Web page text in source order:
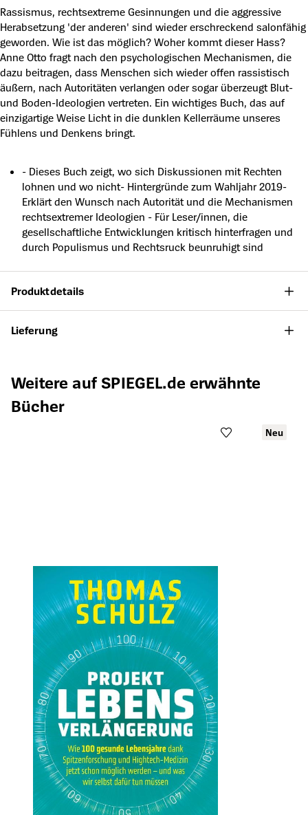
Rassismus, rechtsextreme Gesinnungen und die aggressive
Herabsetzung 'der anderen' sind wieder erschreckend salonfähig
geworden. Wie ist das möglich? Woher kommt dieser Hass?
Anne Otto fragt nach den psychologischen Mechanismen, die
dazu beitragen, dass Menschen sich wieder offen rassistisch
äußern, nach Autoritäten verlangen oder sogar überzeugt Blut-
und Boden-Ideologien vertreten. Ein wichtiges Buch, das auf
einzigartige Weise Licht in die dunklen Kellerräume unseres
Fühlens und Denkens bringt.
- Dieses Buch zeigt, wo sich Diskussionen mit Rechten
lohnen und wo nicht- Hintergründe zum Wahljahr 2019-
Erklärt den Wunsch nach Autorität und die Mechanismen
rechtsextremer Ideologien - Für Leser/innen, die
gesellschaftliche Entwicklungen kritisch hinterfragen und
durch Populismus und Rechtsruck beunruhigt sind
Produktdetails
Lieferung
Produktgalerie überspringen
Weitere auf SPIEGEL.de erwähnte
Bücher
Neu